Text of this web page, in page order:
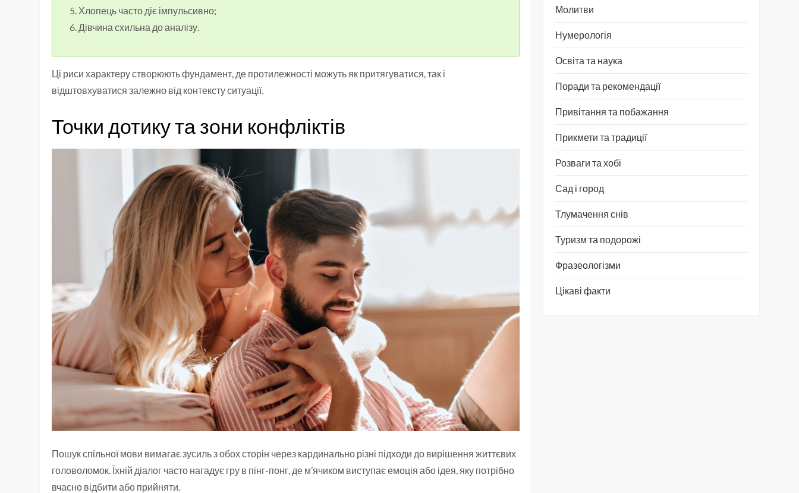
Хлопець часто діє імпульсивно;
Дівчина схильна до аналізу.
Ці риси характеру створюють фундамент, де протилежності можуть як притягуватися, так і
відштовхуватися залежно від контексту ситуації.
Точки дотику та зони конфліктів
Пошук спільної мови вимагає зусиль з обох сторін через кардинально різні підходи до вирішення життєвих
головоломок. Їхній діалог часто нагадує гру в пінг-понг, де м’ячиком виступає емоція або ідея, яку потрібно
вчасно відбити або прийняти.
Молитви
Нумерологія
Освіта та наука
Поради та рекомендації
Привітання та побажання
Прикмети та традиції
Розваги та хобі
Сад і город
Тлумачення снів
Туризм та подорожі
Фразеологізми
Цікаві факти